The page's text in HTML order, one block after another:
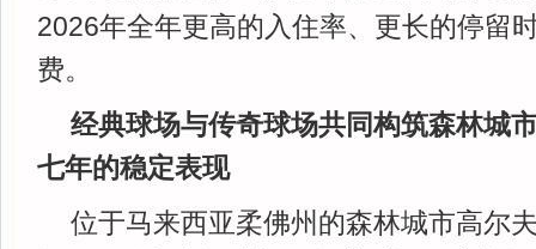
2026年全年更高的入住率、更长的停留
费。
经典球场与传奇球场共同构筑森林城
七年的稳定表现
位于马来西亚柔佛州的森林城市高尔